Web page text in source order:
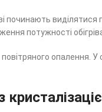
починають
потужності
опалення.